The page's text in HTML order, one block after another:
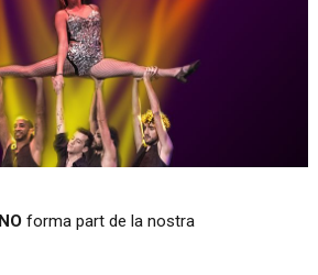
NOforma part de la nostra